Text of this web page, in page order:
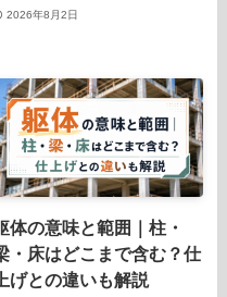
2026年8月2日
体の意味と範囲｜柱・
・床はどこまで含む？仕
上げとの違いも解説